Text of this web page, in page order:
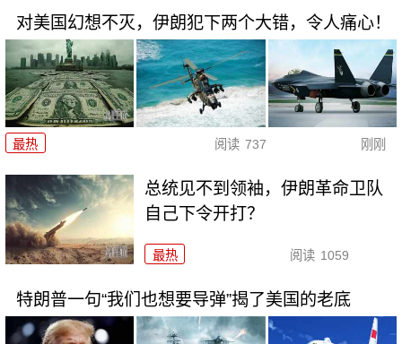
对美国幻想不灭，伊朗犯下两个大错，令人痛心！
最热 阅读 737 刚刚
总统见不到领袖，伊朗革命卫队
自己下令开打？
最热 阅读 1059
特朗普一句“我们也想要导弹”揭了美国的老底